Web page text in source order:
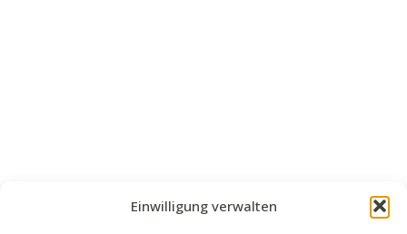
Einwilligung verwalten